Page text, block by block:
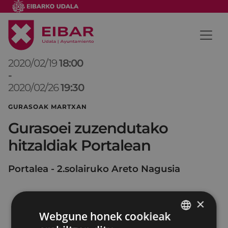
2020/02/1918:00
-
2020/02/2619:30
GURASOAK MARTXAN
Gurasoei zuzendutako
hitzaldiak Portalean
Portalea - 2.solairuko Areto Nagusia
×
Webgune honek cookieak